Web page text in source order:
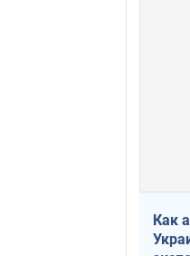
Как